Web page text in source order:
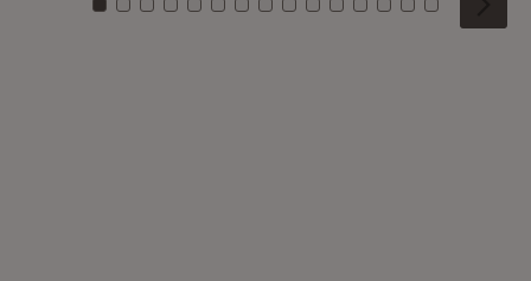
Zu Kachel: 0
Zu Kachel: 1
Zu Kachel: 2
Zu Kachel: 3
Zu Kachel: 4
Zu Kachel: 5
Zu Kachel: 6
Zu Kachel: 7
Zu Kachel: 8
Zu Kachel: 9
Zu Kachel: 10
Zu Kachel: 11
Zu Kachel: 12
Zu Kachel:
Zu